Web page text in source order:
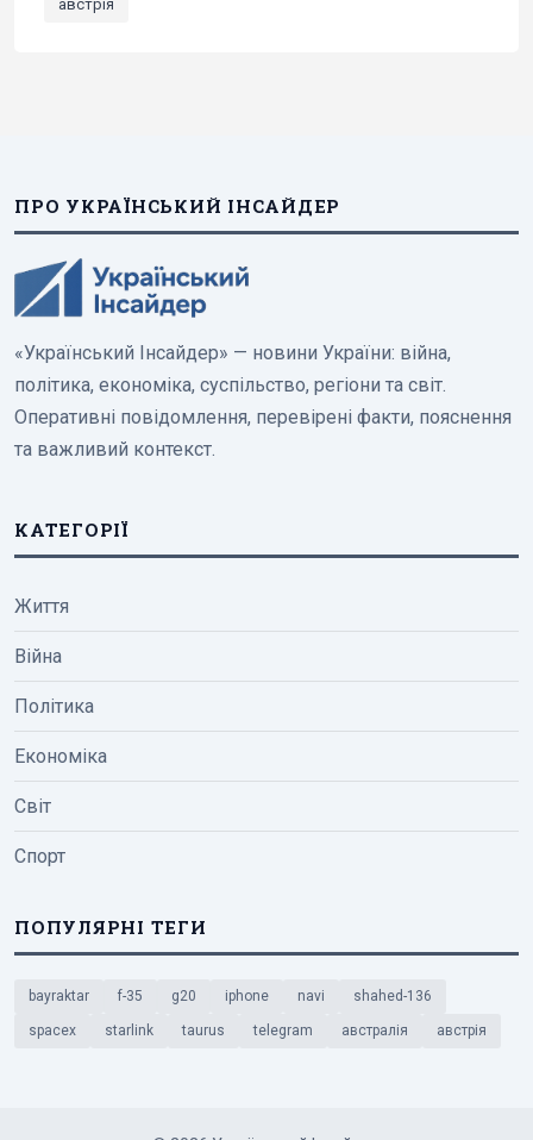
австрія
ПРО УКРАЇНСЬКИЙ ІНСАЙДЕР
«Український Інсайдер» — новини України: війна,
політика, економіка, суспільство, регіони та світ.
Оперативні повідомлення, перевірені факти, пояснення
та важливий контекст.
КАТЕГОРІЇ
Життя
Війна
Політика
Економіка
Світ
Спорт
ПОПУЛЯРНІ ТЕГИ
bayraktar f-35 g20 iphone navi shahed-136
spacex starlink taurus telegram австралія австрія